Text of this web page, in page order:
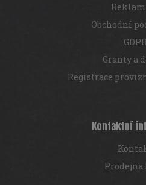
Obchodní
GDPR
Granty a
Registrace
Kontaktní
Prodejna